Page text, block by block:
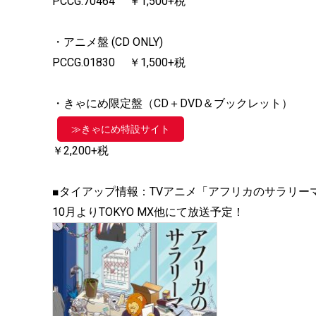
・アニメ盤 (CD ONLY)
PCCG.01830 ￥1,500+税
・きゃにめ限定盤（CD＋DVD＆ブックレット）
≫きゃにめ特設サイト
￥2,200+税
■タイアップ情報：TVアニメ「アフリカのサラリー
10月よりTOKYO MX他にて放送予定！